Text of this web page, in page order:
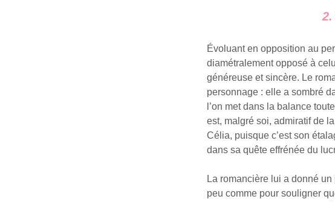
Évoluant en opposition au
diamétralement opposé à
généreuse et sincère. Le
personnage : elle a sombré
l’on met dans la balance
est, malgré soi, admiratif de
Célia, puisque c’est son
dans sa quête effrénée du
La romancière lui a donné
peu comme pour souligner